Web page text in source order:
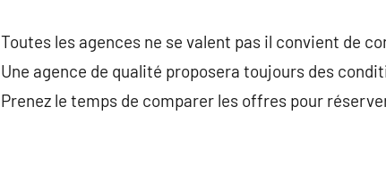
Toutes les agences ne se valent pas il convient de
Une agence de qualité proposera toujours des
Prenez le temps de comparer les offres pour